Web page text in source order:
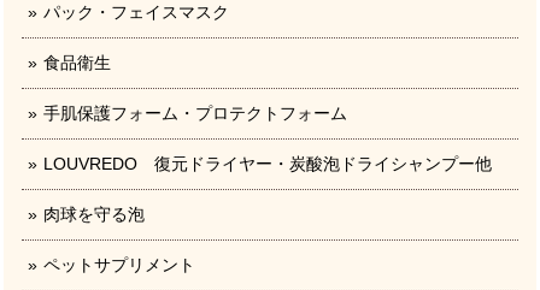
パック・フェイスマスク
食品衛生
手肌保護フォーム・プロテクトフォーム
LOUVREDO 復元ドライヤー・炭酸泡ドライシャンプー他
肉球を守る泡
ペットサプリメント